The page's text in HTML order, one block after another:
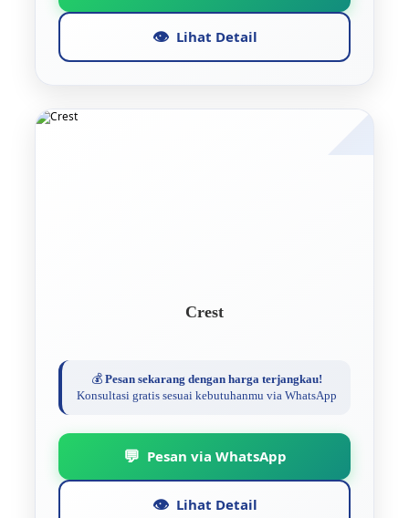
👁️ Lihat Detail
Crest
💰 Pesan sekarang dengan harga terjangkau!
Konsultasi gratis sesuai kebutuhanmu via WhatsApp
💬 Pesan via WhatsApp
👁️ Lihat Detail